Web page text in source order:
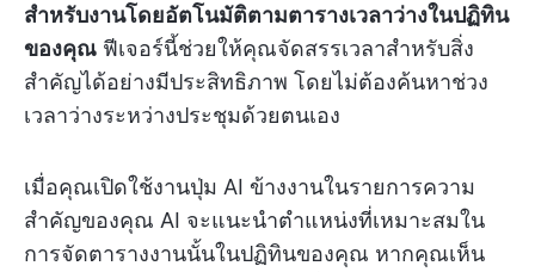
สำหรับงานโดยอัตโนมัติตามตารางเวลาว่างในปฏิทิน
ของคุณ ฟีเจอร์นี้ช่วยให้คุณจัดสรรเวลาสำหรับสิ่ง
สำคัญได้อย่างมีประสิทธิภาพ โดยไม่ต้องค้นหาช่วง
เวลาว่างระหว่างประชุมด้วยตนเอง
เมื่อคุณเปิดใช้งานปุ่ม AI ข้างงานในรายการความ
สำคัญของคุณ AI จะแนะนำตำแหน่งที่เหมาะสมใน
การจัดตารางงานนั้นในปฏิทินของคุณ หากคุณเห็น